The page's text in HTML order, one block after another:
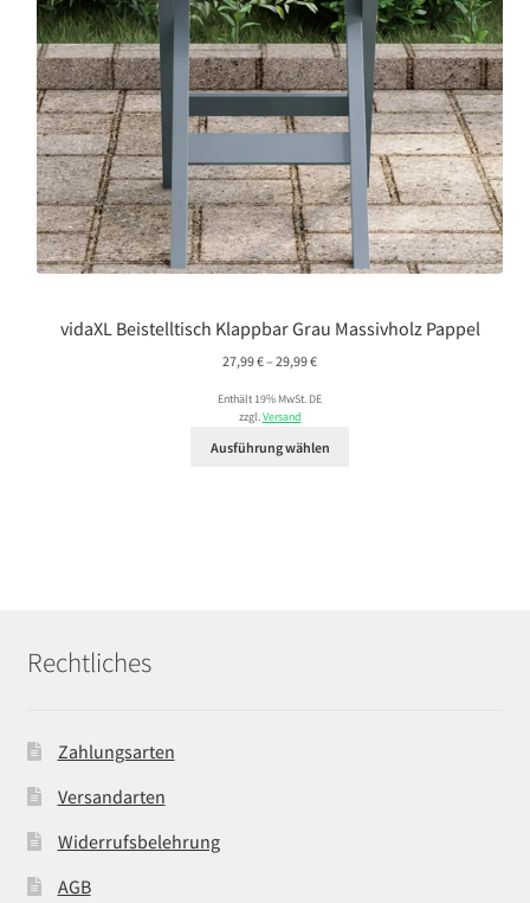
vidaXL Beistelltisch Klappbar Grau Massivholz Pappel
27,99€– 29,99€Preisspanne:
bis
Enthält 19% MwSt. DE
zzgl.Versand
Ausführung wählen
Rechtliches
Zahlungsarten
Versandarten
Widerrufsbelehrung
AGB